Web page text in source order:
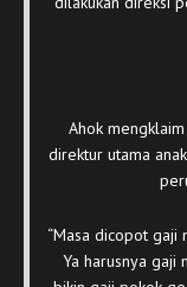
Ahok
direktur utama
“Masa dicopot gaji
Ya harusnya gaji